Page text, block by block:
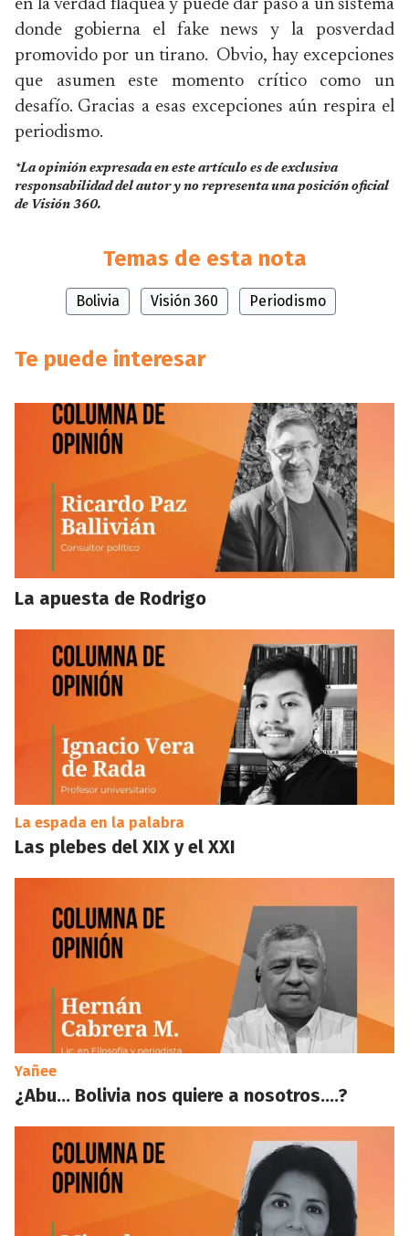
en la verdad flaquea y puede dar paso a un sistema
donde gobierna el fake news y la posverdad
promovido por un tirano. Obvio, hay excepciones
que asumen este momento crítico como un
desafío. Gracias a esas excepciones aún respira el
periodismo.
*La opinión expresada en este artículo es de exclusiva
responsabilidad del autor y no representa una posición oficial
de Visión 360.
Temas de esta nota
Bolivia Visión 360 Periodismo
Te puede interesar
La apuesta de Rodrigo
La espada en la palabra
Las plebes del XIX y el XXI
Yañee
¿Abu… Bolivia nos quiere a nosotros….?